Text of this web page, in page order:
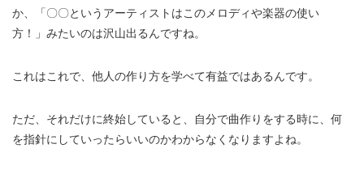
か、「〇〇というアーティストはこのメロディや楽器の使い
方！」みたいのは沢山出るんですね。
これはこれで、他人の作り方を学べて有益ではあるんです。
ただ、それだけに終始していると、自分で曲作りをする時に、何
を指針にしていったらいいのかわからなくなりますよね。